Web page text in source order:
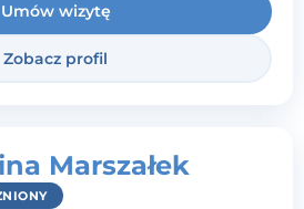
Umów wizytę
Zobacz profil
Marszałek